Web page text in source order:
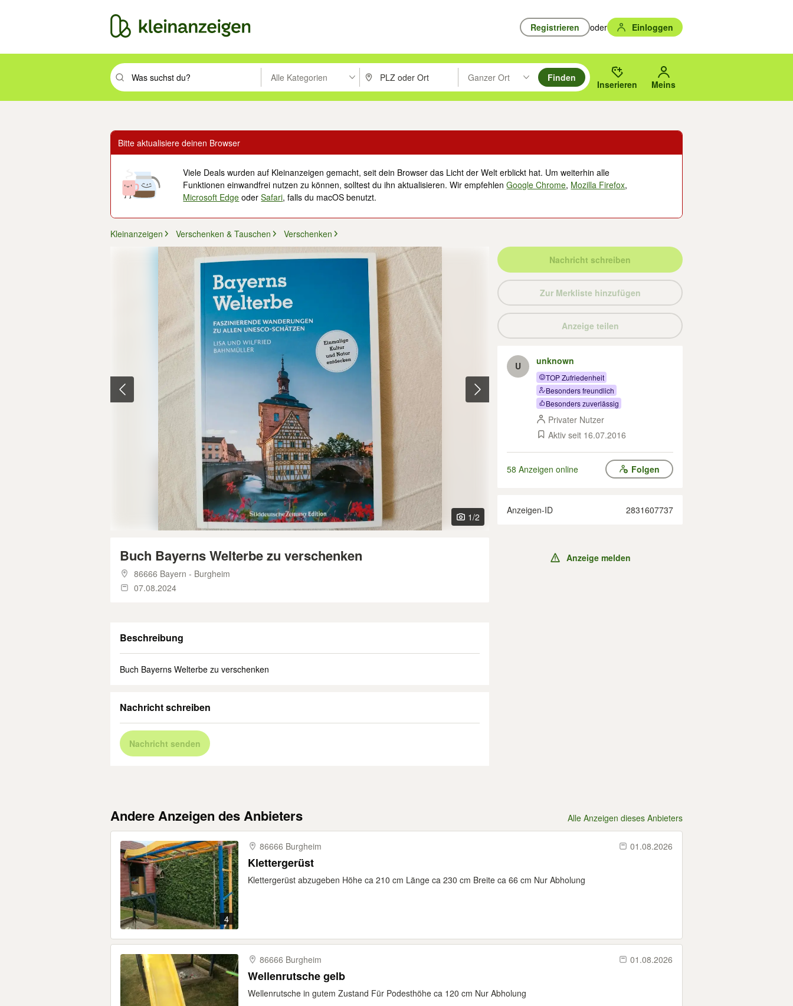
Registrieren oder Einloggen
Suchbegriff eingeben. Eingabetaste drücken um zu suchen, oder Vorschläge mit den Pfeiltasten nach oben/unten durchsuchen und mit Eingabetaste auswählen.
Alle Kategorien PLZ oder Ort eingeben. Eingabetaste drücken um zu suchen, oder Vorschläge mit den Pfeiltasten nach oben/
Ganzer Ort
Suche im Umkreis des gewählten Orts oder PLZ.
Finden
Inserieren Meins
Bitte aktualisiere deinen Browser
Viele Deals wurden auf Kleinanzeigen gemacht, seit dein Browser das Licht der Welt erblickt hat. Um weiterhin alle
Funktionen einwandfrei nutzen zu können, solltest du ihn aktualisieren. Wir empfehlenGoogle Chrome, Mozilla Firefox,
Microsoft Edge oderSafari, falls du macOS benutzt.
Kleinanzeigen Verschenken & Tauschen Verschenken
1/2
Buch Bayerns Welterbe zu verschenken
86666 Bayern - Burgheim
07.08.2024
Beschreibung
Buch Bayerns Welterbe zu verschenken
Nachricht schreiben
Nachricht senden
Nachricht schreiben
Zur Merkliste hinzufügen
Anzeige teilen
U unknown
TOP Zufriedenheit
Besonders freundlich
Besonders zuverlässig
Privater Nutzer
Aktiv seit 16.07.2016
58 Anzeigen online Folgen
Anzeigen-ID 2831607737
Anzeige melden
Andere Anzeigen des Anbieters Alle Anzeigen dieses Anbieters
4
86666 Burgheim 01.08.2026
Klettergerüst
Klettergerüst abzugeben Höhe ca 210 cm Länge ca 230 cm Breite ca 66 cm Nur Abholung
86666 Burgheim 01.08.2026
Wellenrutsche gelb
Wellenrutsche in gutem Zustand Für Podesthöhe ca 120 cm Nur Abholung